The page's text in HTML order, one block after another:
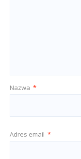
Nazwa *
Adres email *